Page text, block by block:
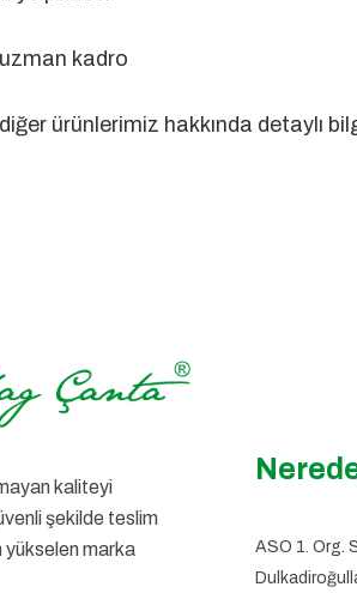
kadro
ürünlerimiz hakkında detaylı
kaliteyi
şekilde teslim
yükselen marka
ASO 1. Org.